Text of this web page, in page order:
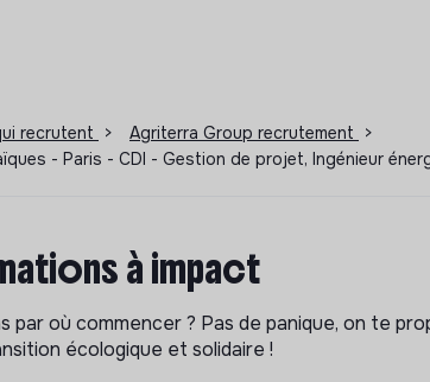
recrutent > Agriterra Group recrutement
>
- Paris - CDI - Gestion de projet, Ingénieur
à impact
où commencer ? Pas de panique, on te
écologique et solidaire !